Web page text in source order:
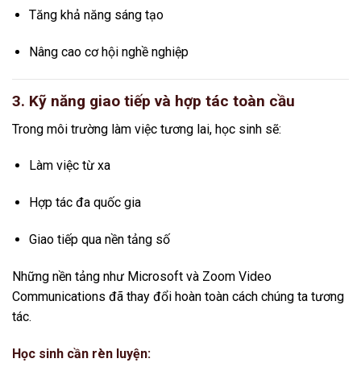
Tăng khả năng sáng tạo
Nâng cao cơ hội nghề nghiệp
3. Kỹ năng giao tiếp và hợp tác toàn cầu
Trong môi trường làm việc tương lai, học sinh sẽ:
Làm việc từ xa
Hợp tác đa quốc gia
Giao tiếp qua nền tảng số
Những nền tảng như Microsoft và Zoom Video
Communications đã thay đổi hoàn toàn cách chúng ta tương
tác.
Học sinh cần rèn luyện: